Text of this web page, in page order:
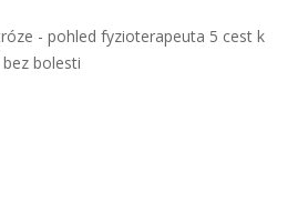
- pohled fyzioterapeuta 5 cest k
bolesti